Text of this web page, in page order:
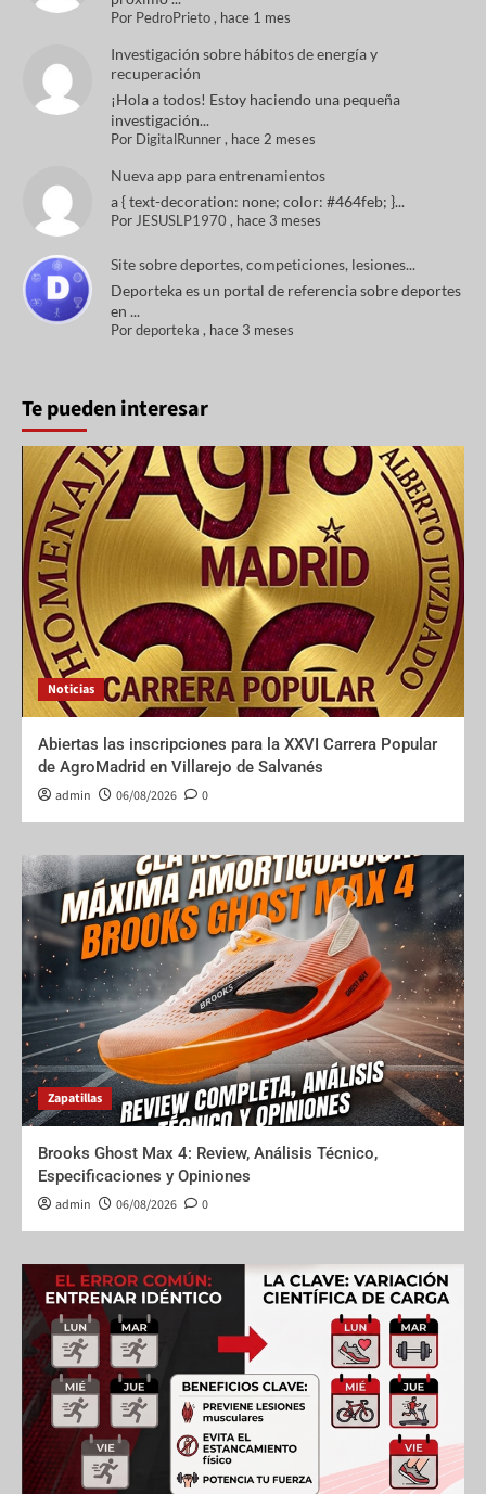
Por PedroPrieto, hace 1 mes
Investigación sobre hábitos de energía y
recuperación
¡Hola a todos! Estoy haciendo una pequeña
investigación...
Por DigitalRunner, hace 2 meses
Nueva app para entrenamientos
a { text-decoration: none; color: #464feb; }...
PorJESUSLP1970 , hace 3 meses
Site sobre deportes, competiciones, lesiones...
Deporteka es un portal de referencia sobre deportes
en ...
Pordeporteka , hace 3 meses
Te pueden interesar
Noticias
Abiertas las inscripciones para la XXVI Carrera Popular
de AgroMadrid en Villarejo de Salvanés
admin 06/08/2026 0
Zapatillas
Brooks Ghost Max 4: Review, Análisis Técnico,
Especificaciones y Opiniones
admin 06/08/2026 0